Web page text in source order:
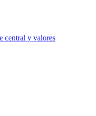
central y valores